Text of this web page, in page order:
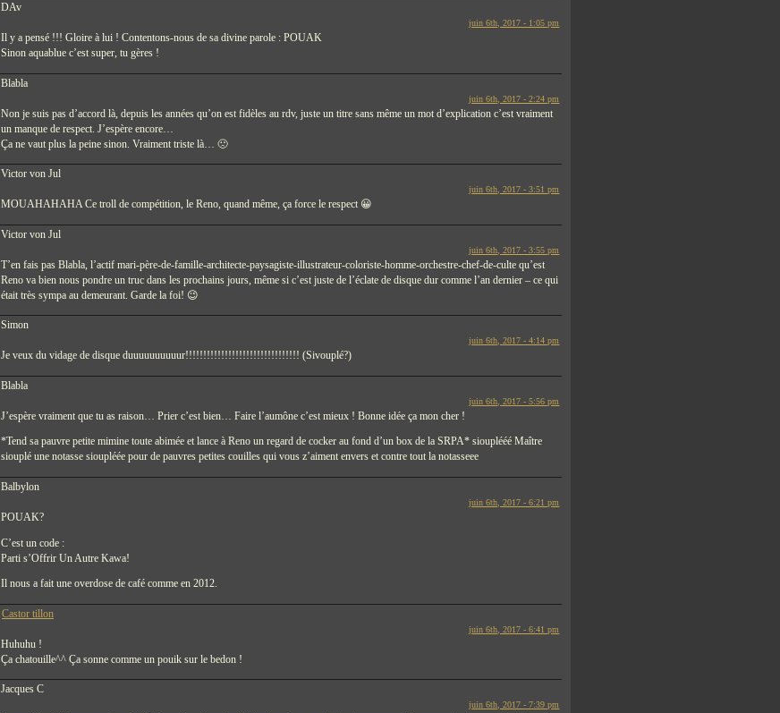
DAv
juin 6th, 2017 - 1:05 pm
Il y a pensé !!! Gloire à lui ! Contentons-nous de sa divine parole : POUAK
Sinon aquablue c’est super, tu gères !
Blabla
juin 6th, 2017 - 2:24 pm
Non je suis pas d’accord là, depuis les années qu’on est fidèles au rdv, juste un titre sans même un mot d’explication c’est vraiment
un manque de respect. J’espère encore…
Ça ne vaut plus la peine sinon. Vraiment triste là… 🙁
Victor von Jul
juin 6th, 2017 - 3:51 pm
MOUAHAHAHA Ce troll de compétition, le Reno, quand même, ça force le respect 😀
Victor von Jul
juin 6th, 2017 - 3:55 pm
T’en fais pas Blabla, l’actif mari-père-de-famille-architecte-paysagiste-illustrateur-coloriste-homme-orchestre-chef-de-culte qu’est
Reno va bien nous pondre un truc dans les prochains jours, même si c’est juste de l’éclate de disque dur comme l’an dernier – ce qui
était très sympa au demeurant. Garde la foi! 😉
Simon
juin 6th, 2017 - 4:14 pm
Je veux du vidage de disque duuuuuuuuuur!!!!!!!!!!!!!!!!!!!!!!!!!!!!!!!! (Sivouplé?)
Blabla
juin 6th, 2017 - 5:56 pm
J’espère vraiment que tu as raison… Prier c’est bien… Faire l’aumône c’est mieux ! Bonne idée ça mon cher !
*Tend sa pauvre petite mimine toute abimée et lance à Reno un regard de cocker au fond d’un box de la SRPA* siouplééé Maître
siouplé une notasse sioupléée pour de pauvres petites couilles​ qui vous z’aiment envers et contre tout la notasseee
Balbylon
juin 6th, 2017 - 6:21 pm
POUAK?
C’est un code :
Parti s’Offrir Un Autre Kawa!
Il nous a fait une overdose de café comme en 2012.
Castor tillon
juin 6th, 2017 - 6:41 pm
Huhuhu !
Ça chatouille^^ Ça sonne comme un pouik sur le bedon !
Jacques C
juin 6th, 2017 - 7:39 pm